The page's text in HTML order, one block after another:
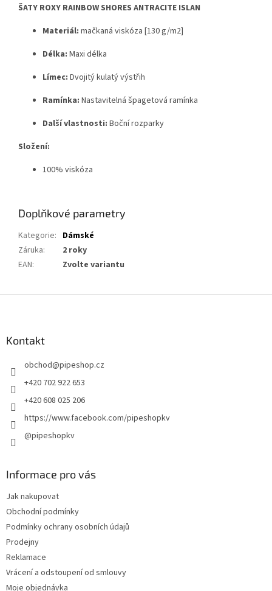
ŠATY ROXY RAINBOW SHORES ANTRACITE ISLAN
Materiál: mačkaná viskóza [130 g/m2]
Délka: Maxi délka
Límec: Dvojitý kulatý výstřih
Ramínka: Nastavitelná špagetová ramínka
Další vlastnosti: Boční rozparky
Složení:
100% viskóza
Doplňkové parametry
Kategorie: Dámské
Záruka:
2 roky
EAN: Zvolte variantu
Kontakt
obchod@pipeshop.cz
+420 702 922 653
+420 608 025 206
https://www.facebook.com/pipeshopkv
@pipeshopkv
Informace pro vás
Jak nakupovat
Obchodní podmínky
Podmínky ochrany osobních údajů
Prodejny
Reklamace
Vrácení a odstoupení od smlouvy
Moje objednávka